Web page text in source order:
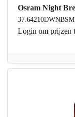
Osram Night
37.64210DWNBSM
Login om prijzen